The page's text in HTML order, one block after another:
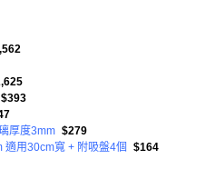
$393
厚度3mm $279
適用30cm寬 + 附吸盤4個 $164